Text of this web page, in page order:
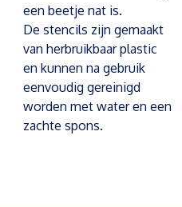
een beetje nat is.
De stencils zijn gemaakt
van herbruikbaar plastic
en kunnen na gebruik
eenvoudig gereinigd
worden met water en een
zachte spons.